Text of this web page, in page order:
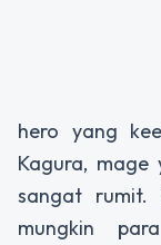
hero yang
Kagura, mage
sangat rumit.
mungkin